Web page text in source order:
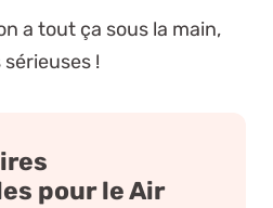
a tout ça sous la main,
!
pour le Air